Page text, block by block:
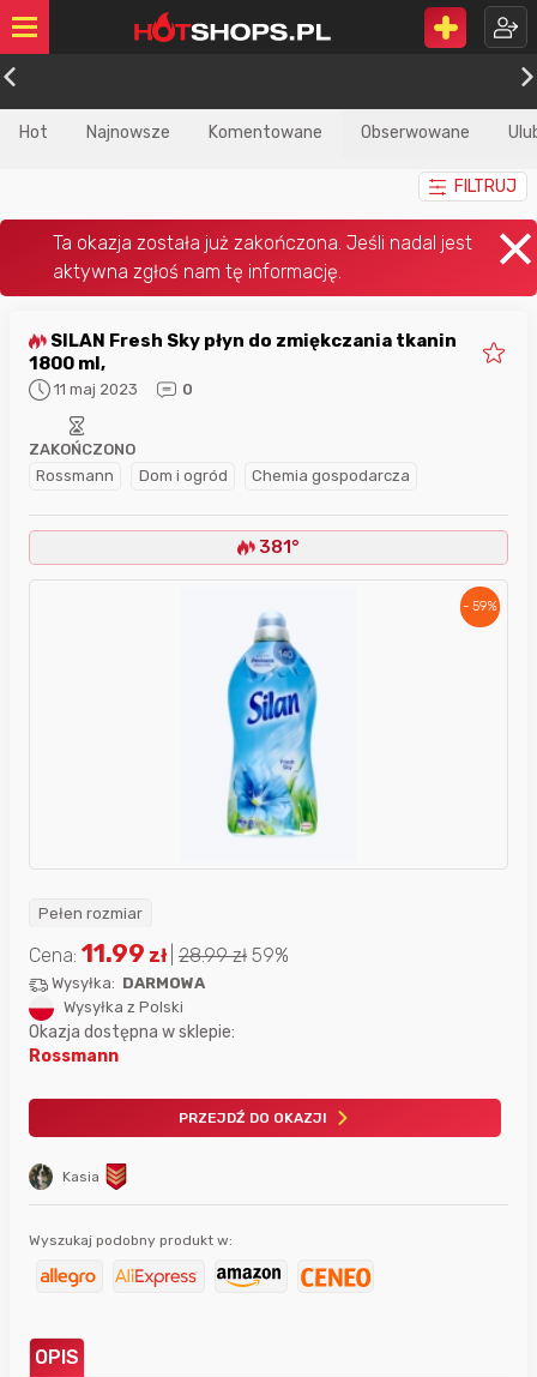
Hot Najnowsze Komentowane Obserwowane
FILTRUJ
1800 ml,
11 maj 2023 0
Rossmann Dom i ogród Chemia gospodarcza
ZAKOŃCZONO
381°
- 59%
Pełen rozmiar
Kasia
Cena: 11.99 zł 28.99zł 59%
Wysyłka: DARMOWA
Wysyłka z Polski
Okazja dostępna w sklepie:
Rossmann
PRZEJDŹ DO OKAZJI
Wyszukaj podobny produkt w:
OPIS